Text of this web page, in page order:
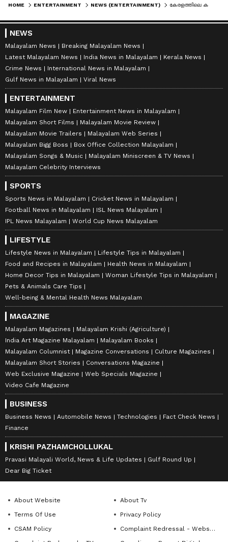
HOME ENTERTAINMENT NEWS (ENTERTAINMENT)
NEWS
Malayalam News
Breaking Malayalam News
Latest Malayalam News
India News in Malayalam
Kerala News
Crime News
International News in Malayalam
Gulf News in Malayalam
Viral News
ENTERTAINMENT
Malayalam Film New
Entertainment News in Malayalam
Malayalam Short Films
Malayalam Movie Review
Malayalam Movie Trailers
Malayalam Web Series
Malayalam Bigg Boss
Box Office Collection Malayalam
Malayalam Songs & Music
Malayalam Miniscreen & TV News
Malayalam Celebrity Interviews
SPORTS
Sports News in Malayalam
Cricket News in Malayalam
Football News in Malayalam
ISL News Malayalam
IPL News Malayalam
World Cup News Malayalam
LIFESTYLE
Lifestyle News in Malayalam
Lifestyle Tips in Malayalam
Food and Recipes in Malayalam
Health News in Malayalam
Home Decor Tips in Malayalam
Woman Lifestyle Tips in Malayalam
Pets & Animals Care Tips
Well-being & Mental Health News Malayalam
MAGAZINE
Malayalam Magazines
Malayalam Krishi (Agriculture)
India Art Magazine Malayalam
Malayalam Books
Malayalam Columnist
Magazine Conversations
Culture Magazines
Malayalam Short Stories
Conversations Magazine
Web Exclusive Magazine
Web Specials Magazine
Video Cafe Magazine
BUSINESS
Business News Automobile News Technologies
Fact Check News
Finance
KRISHI PAZHAMCHOLLUKAL
Pravasi Malayali World, News & Life Updates
Gulf Round Up
Dear Big Ticket
About Website
About Tv
Terms Of Use
Privacy Policy
CSAM Policy
Complaint Redressal - Website